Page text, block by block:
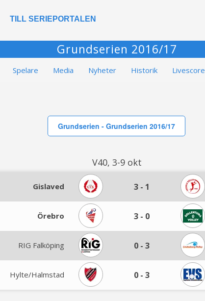
TILL SERIEPORTALEN
Grundserien 2016/17
Spelare Media Nyheter Historik Livescore
Grundserien - Grundserien 2016/17
V40, 3-9 okt
Gislaved 3 - 1
Örebro 3 - 0
RIG Falköping 0 - 3
Hylte/Halmstad 0 - 3